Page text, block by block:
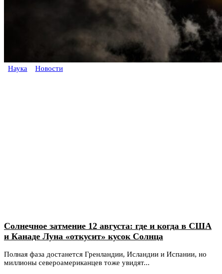
Наука Новости
Солнечное затмение 12 августа: где и когда в США
и Канаде Луна «откусит» кусок Солнца
Полная фаза достанется Гренландии, Исландии и Испании, но
миллионы североамериканцев тоже увидят...